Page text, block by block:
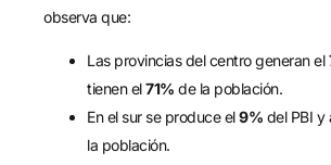
observa que:
Las provincias del centro generan el
tienen el71% de la población.
En el sur se produce el9% del PBI y
la población.